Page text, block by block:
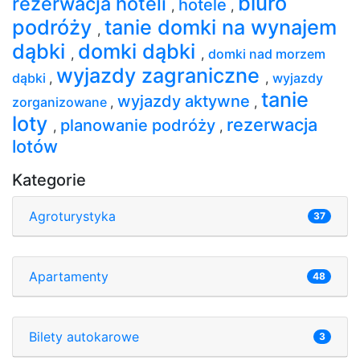
, hotele ,
podróży , tanie domki na wynajem
dąbki , domki dąbki , domki nad morzem
dąbki , wyjazdy zagraniczne , wyjazdy
zorganizowane , wyjazdy aktywne , tanie
loty , planowanie podróży , rezerwacja
lotów
Kategorie
Agroturystyka 37
Apartamenty 48
Bilety autokarowe 3